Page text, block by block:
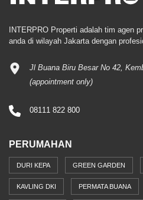
INTERPRO Properti adalah tim agen
anda di wilayah Jakarta dengan
Jl Buana Biru Besar No 42,
(appointment only)
08111 822 800
PERUMAHAN
DURI KEPA GREEN GARDEN
KAVLING DKI PERMATA BUANA